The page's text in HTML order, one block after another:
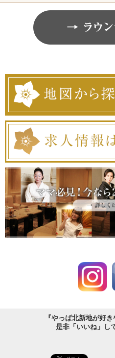
『やっぱ北新地が好
是非「いいね」し